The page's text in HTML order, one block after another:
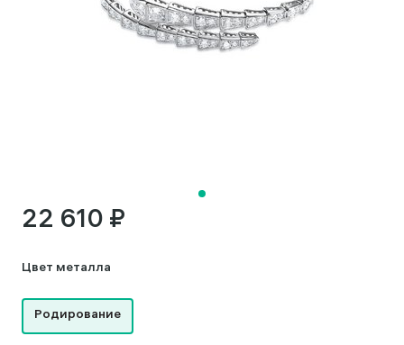
22 610 ₽
Цвет металла
Родирование